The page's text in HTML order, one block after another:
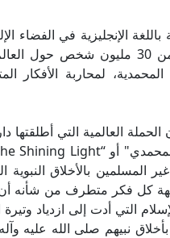
الإنجليزية في الفضاء
النبي الشريف، حيث تستهدف الحملة الوصول إلى
المحمدية، لمحاربة
العالمية التي أطلقتها دار
المسلمين بالأخلاق
كل فكر متطرف من شأنه
التي أدت إلى ازدياد وتيرة
نبيهم صلى الله عليه